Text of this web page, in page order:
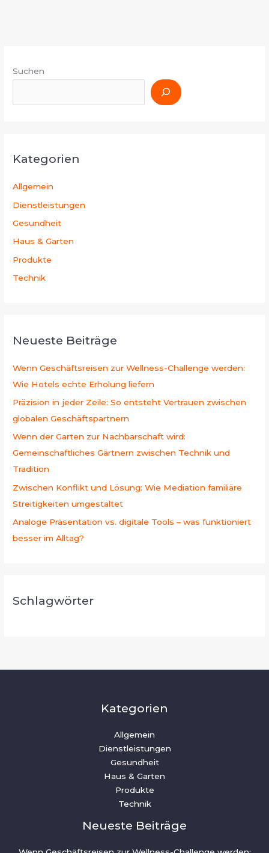
Suchen
Kategorien
Allgemein
Dienstleistungen
Gesundheit
Haus & Garten
Produkte
Technik
Neueste Beiträge
Wenn Geschäftsreisen zur Wellness-Challenge werden:
Wie Hotels echte Erholung liefern
Präzision in jeder Zeile: So entsteht Vertrauen zwischen
globalen Geschäftspartnern
Wenn der Garten zur Nachbarschaft wird:
Gemeinschaftliches Gärtnern zwischen Technik und
Tradition
Zwischen Konflikt und Lösung: Wie Mediation familiäre
Streitigkeiten umgestaltet
Analoge Präsentation vs. digitale Tools – was funktioniert
besser im Alltag?
Schlagwörter
Kategorien
Allgemein
Dienstleistungen
Gesundheit
Haus & Garten
Produkte
Technik
Neueste Beiträge